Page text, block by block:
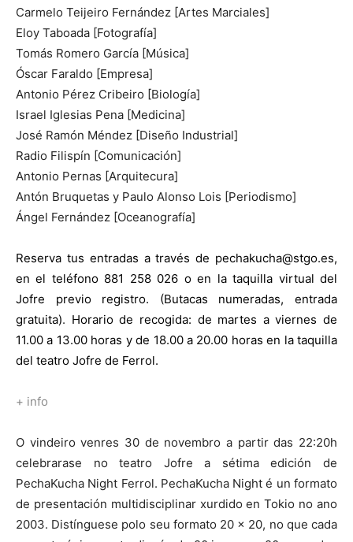
Carmelo Teijeiro Fernández [Artes Marciales]
Eloy Taboada [Fotografía]
Tomás Romero García [Música]
Óscar Faraldo [Empresa]
Antonio Pérez Cribeiro [Biología]
Israel Iglesias Pena [Medicina]
José Ramón Méndez [Diseño Industrial]
Radio Filispín [Comunicación]
Antonio Pernas [Arquitecura]
Antón Bruquetas y Paulo Alonso Lois [Periodismo]
Ángel Fernández [Oceanografía]
Reserva tus entradas a través de pechakucha@stgo.es,
en el teléfono 881 258 026 o en la taquilla virtual del
Jofre previo registro. (Butacas numeradas, entrada
gratuita). Horario de recogida: de martes a viernes de
11.00 a 13.00 horas y de 18.00 a 20.00 horas en la taquilla
del teatro Jofre de Ferrol.
+ info
O vindeiro venres 30 de novembro a partir das 22:20h
celebrarase no teatro Jofre a sétima edición de
PechaKucha Night Ferrol. PechaKucha Night é un formato
de presentación multidisciplinar xurdido en Tokio no ano
2003. Distínguese polo seu formato 20 x 20, no que cada